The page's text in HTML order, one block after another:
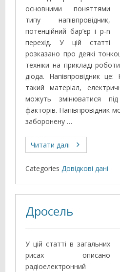
основними поняттями
типу напівпровідник,
потенційний бар’єр і p-n
перехід. У цій статті
розказано про деякі
техніки на прикладі
діода. Напівпровідник
такий матеріал,
можуть змінюватися
факторів. Напівпровідник
заборонену …
Читати далі
Categories Довідкові дані
Дросель
У цій статті в загальних
рисах описано
радіоелектронний